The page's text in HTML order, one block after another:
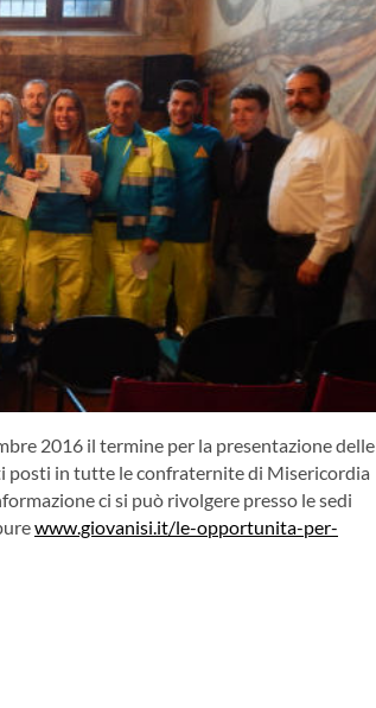
2016 il termine per la presentazione delle
posti in tutte le confraternite di Misericordia
ci si può rivolgere presso le sedi
www.giovanisi.it/le-opportunita-per-